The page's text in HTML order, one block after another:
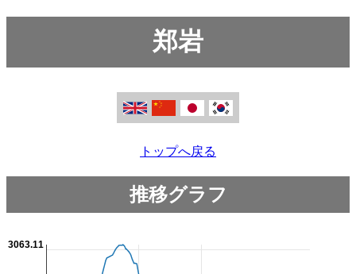
郑岩
トップへ戻る
推移グラフ
3063.11